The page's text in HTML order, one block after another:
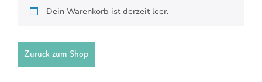
Dein Warenkorb ist derzeit leer.
Zurück zum Shop